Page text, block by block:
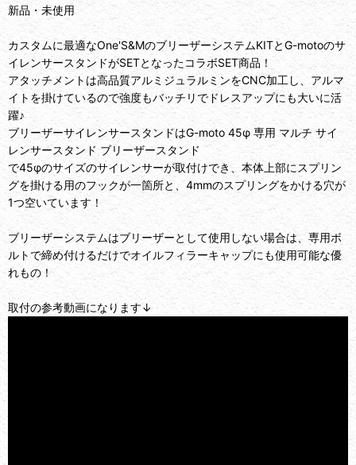
新品・未使用
カスタムに最適なOne'S&MのブリーザーシステムKITとG-motoのサ
イレンサースタンドがSETとなったコラボSET商品！
アタッチメントは高品質アルミジュラルミンをCNC加工し、アルマ
イトを掛けているので強度もバッチリでドレスアップにも大いに活
躍♪
ブリーザーサイレンサースタンドはG-moto 45φ 専用 マルチ サイ
レンサースタンド ブリーザースタンド
で45φのサイズのサイレンサーが取付けでき、本体上部にスプリン
グを掛ける用のフックが一箇所と、4mmのスプリングをかける穴が
1つ空いています！
ブリーザーシステムはブリーザーとして使用しない場合は、専用ボ
ルトで締め付けるだけでオイルフィラーキャップにも使用可能な優
れもの！
取付の参考動画になります↓